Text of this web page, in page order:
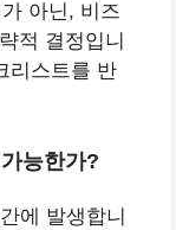
아닌, 비즈
적 결정입니
리스트를 반
능한가?
에 발생합니